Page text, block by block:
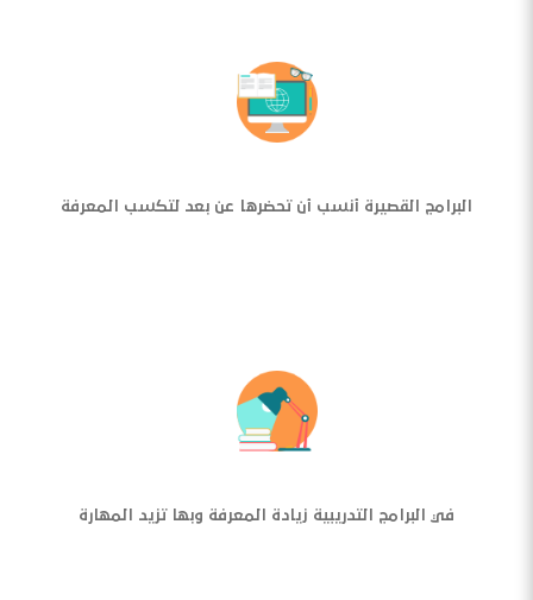
البرامج القصيرة أنسب أن تحضرها عن بعد لتكسب المعرفة
في البرامج التدريبية زيادة المعرفة وبها تزيد المهارة